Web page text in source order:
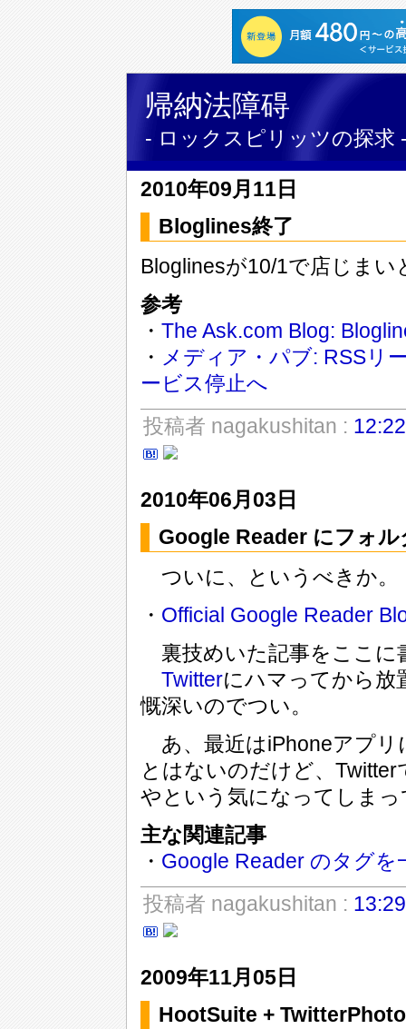
帰納法障碍
- ロックスピリッツの探求
2010年09月11日
Bloglines終了
Bloglinesが10/1で店じま
参考
・ The Ask.com Blog:
・ メディア・パブ: RSSリ
ービス停止へ
投稿者 nagakushitan : 12:22
2010年06月03日
Google Reader にフォ
ついに、というべきか。
・ Official Google Reader
裏技めいた記事をここに
Twitterにハマってから放
慨深いのでつい。
あ、最近はiPhoneアプリ
とはないのだけど、
やという気になってしまっ
主な関連記事
・ Google Reader のタグ
投稿者 nagakushitan : 13:29
2009年11月05日
HootSuite +